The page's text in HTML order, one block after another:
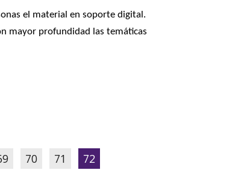
el material en soporte digital.
mayor profundidad las temáticas
ámbito sociocomunitario
70 71 72